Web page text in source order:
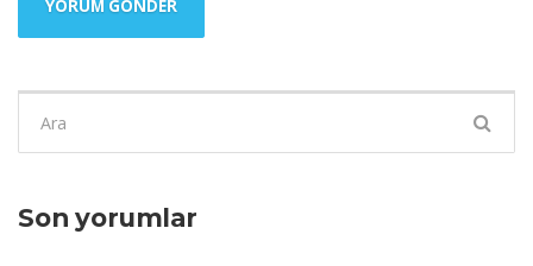
ara:
Son yorumlar